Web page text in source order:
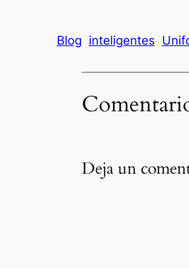
Blog inteligentes
Deja un